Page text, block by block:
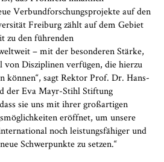
Verbundforschungsprojekte auf den
Freiburg zählt auf dem Gebiet
zu den führenden
– mit der besonderen Stärke,
von Disziplinen verfügen, die hierzu
können“, sagt Rektor Prof. Dr. Hans-
der Eva Mayr-Stihl Stiftung
sie uns mit ihrer großartigen
eröffnet, um unsere
noch leistungsfähiger und
Schwerpunkte zu setzen.“